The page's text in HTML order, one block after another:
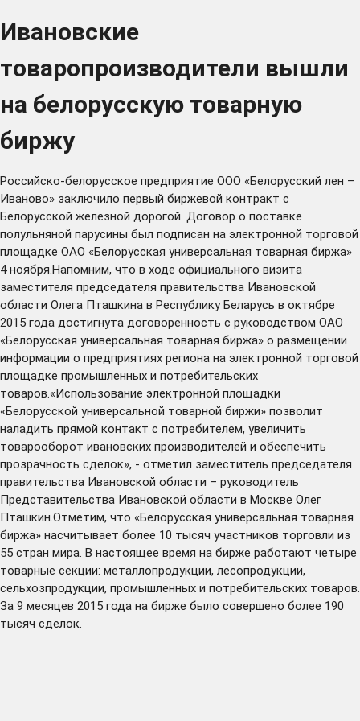
Ивановские
товаропроизводители вышли
на белорусскую товарную
биржу
Российско-белорусское предприятие ООО «Белорусский лен –
Иваново» заключило первый биржевой контракт с
Белорусской железной дорогой. Договор о поставке
полульняной парусины был подписан на электронной торговой
площадке ОАО «Белорусская универсальная товарная биржа»
4 ноября.Напомним, что в ходе официального визита
заместителя председателя правительства Ивановской
области Олега Пташкина в Республику Беларусь в октябре
2015 года достигнута договоренность с руководством ОАО
«Белорусская универсальная товарная биржа» о размещении
информации о предприятиях региона на электронной торговой
площадке промышленных и потребительских
товаров.«Использование электронной площадки
«Белорусской универсальной товарной биржи» позволит
наладить прямой контакт с потребителем, увеличить
товарооборот ивановских производителей и обеспечить
прозрачность сделок», - отметил заместитель председателя
правительства Ивановской области – руководитель
Представительства Ивановской области в Москве Олег
Пташкин.Отметим, что «Белорусская универсальная товарная
биржа» насчитывает более 10 тысяч участников торговли из
55 стран мира. В настоящее время на бирже работают четыре
товарные секции: металлопродукции, лесопродукции,
сельхозпродукции, промышленных и потребительских товаров.
За 9 месяцев 2015 года на бирже было совершено более 190
тысяч сделок.